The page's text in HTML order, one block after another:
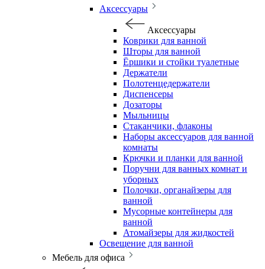
Аксессуары
Аксессуары
Коврики для ванной
Шторы для ванной
Ёршики и стойки туалетные
Держатели
Полотенцедержатели
Диспенсеры
Дозаторы
Мыльницы
Стаканчики, флаконы
Наборы аксессуаров для ванной
комнаты
Крючки и планки для ванной
Поручни для ванных комнат и
уборных
Полочки, органайзеры для
ванной
Мусорные контейнеры для
ванной
Атомайзеры для жидкостей
Освещение для ванной
Мебель для офиса